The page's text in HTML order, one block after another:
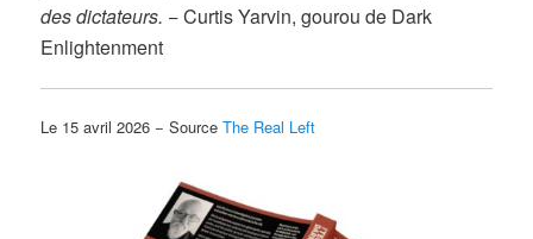
des dictateurs. − Curtis Yarvin, gourou de Dark
Enlightenment
Le 15 avril 2026 − SourceThe Real Left